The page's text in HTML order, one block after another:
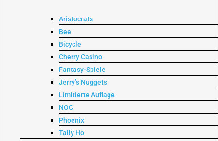
Aristocrats
Bee
Bicycle
Cherry Casino
Fantasy-Spiele
Jerry’s Nuggets
Limitierte Auflage
NOC
Phoenix
Tally Ho